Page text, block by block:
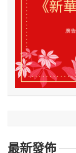
最新發佈